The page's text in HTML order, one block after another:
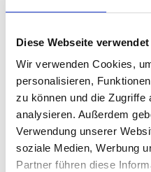
Diese Webseite
Wir verwenden Cookies,
personalisieren,
zu können und die Zugriffe
analysieren. Außerdem
Verwendung unserer
soziale Medien, Werbung
Partner führen diese
Herausforderung
Unternehmen und
geopolitische Lage,
Krieg in der
Auswirkungen auf
Obwohl vom BSI